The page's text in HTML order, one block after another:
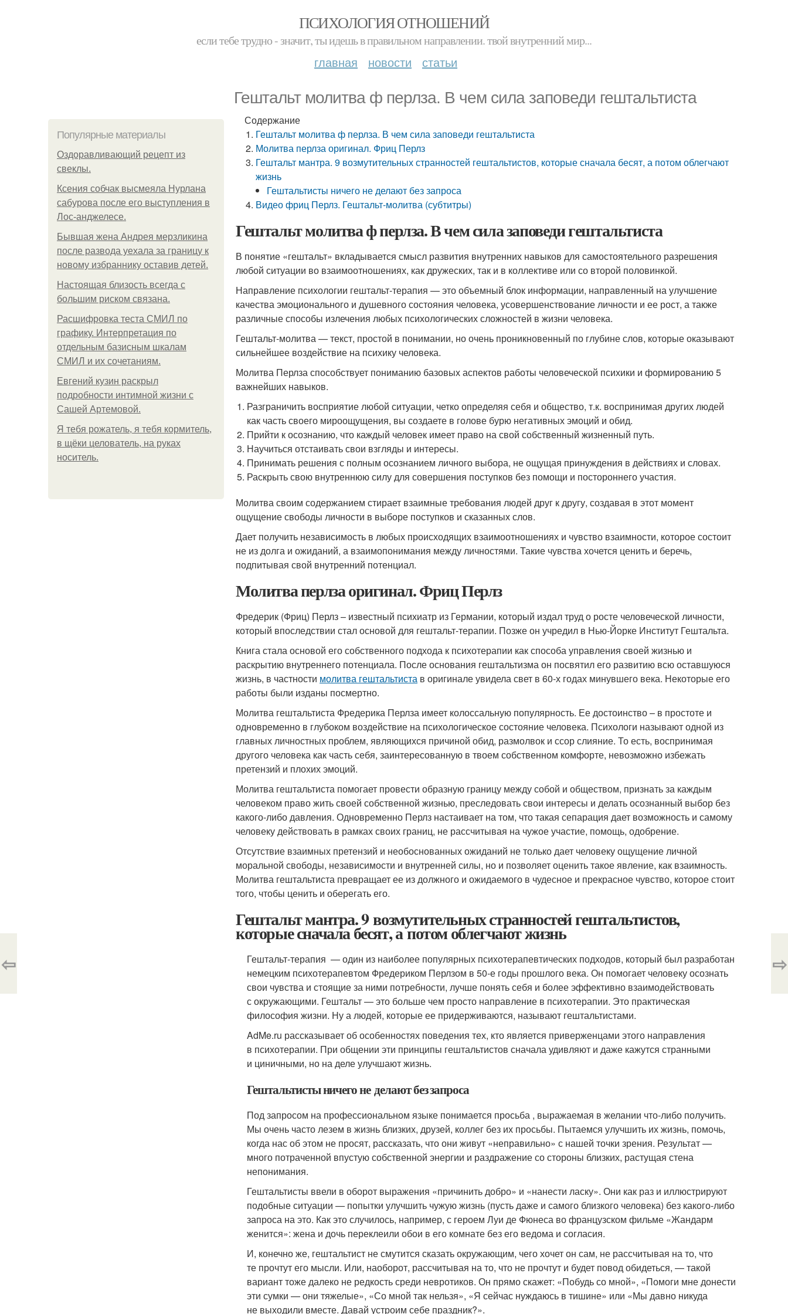
ПСИХОЛОГИЯ ОТНОШЕНИЙ
если тебе трудно - значит, ты идешь в правильном направлении. твой внутренний мир...
главная новости статьи
Гештальт молитва ф перлза. В чем сила заповеди гештальтиста
Популярные материалы
Оздоравливающий рецепт из
свеклы.
Ксения собчак высмеяла Нурлана
сабурова после его выступления в
Лос-анджелесе.
Бывшая жена Андрея мерзликина
после развода уехала за границу к
новому избраннику оставив детей.
Hacтоящая близость всегда с
большим риском связана.
Расшифровка теста СМИЛ по
графику. Интерпретация по
отдельным базисным шкалам
СМИЛ и их сочетаниям.
Евгений кузин раскрыл
подробности интимной жизни с
Сашей Артемовой.
Я тебя рожатель, я тебя кормитель,
в щёки целователь, на руках
носитель.
Содержание
Гештальт молитва ф перлза. В чем сила заповеди гештальтиста
Молитва перлза оригинал. Фриц Перлз
Гештальт мантра. 9 возмутительных странностей гештальтистов, которые сначала бесят, а потом облегчают
жизнь
Гештальтисты ничего не делают без запроса
Видео фриц Перлз. Гештальт-молитва (субтитры)
Гештальт молитва ф перлза. В чем сила заповеди гештальтиста
В понятие «гештальт» вкладывается смысл развития внутренних навыков для самостоятельного разрешения
любой ситуации во взаимоотношениях, как дружеских, так и в коллективе или со второй половинкой.
Направление психологии гештальт-терапия — это объемный блок информации, направленный на улучшение
качества эмоционального и душевного состояния человека, усовершенствование личности и ее рост, а также
различные способы излечения любых психологических сложностей в жизни человека.
Гештальт-молитва — текст, простой в понимании, но очень проникновенный по глубине слов, которые оказывают
сильнейшее воздействие на психику человека.
Молитва Перлза способствует пониманию базовых аспектов работы человеческой психики и формированию 5
важнейших навыков.
Разграничить восприятие любой ситуации, четко определяя себя и общество, т.к. воспринимая других людей
как часть своего мироощущения, вы создаете в голове бурю негативных эмоций и обид.
Прийти к осознанию, что каждый человек имеет право на свой собственный жизненный путь.
Научиться отстаивать свои взгляды и интересы.
Принимать решения с полным осознанием личного выбора, не ощущая принуждения в действиях и словах.
Раскрыть свою внутреннюю силу для совершения поступков без помощи и постороннего участия.
Молитва своим содержанием стирает взаимные требования людей друг к другу, создавая в этот момент
ощущение свободы личности в выборе поступков и сказанных слов.
Дает получить независимость в любых происходящих взаимоотношениях и чувство взаимности, которое состоит
не из долга и ожиданий, а взаимопонимания между личностями. Такие чувства хочется ценить и беречь,
подпитывая свой внутренний потенциал.
Молитва перлза оригинал. Фриц Перлз
Фредерик (Фриц) Перлз – известный психиатр из Германии, который издал труд о росте человеческой личности,
который впоследствии стал основой для гештальт-терапии. Позже он учредил в Нью-Йорке Институт Гештальта.
Книга стала основой его собственного подхода к психотерапии как способа управления своей жизнью и
раскрытию внутреннего потенциала. После основания гештальтизма он посвятил его развитию всю оставшуюся
жизнь, в частности молитва гештальтиста в оригинале увидела свет в 60-х годах минувшего века. Некоторые его
работы были изданы посмертно.
Молитва гештальтиста Фредерика Перлза имеет колоссальную популярность. Ее достоинство – в простоте и
одновременно в глубоком воздействие на психологическое состояние человека. Психологи называют одной из
главных личностных проблем, являющихся причиной обид, размолвок и ссор слияние. То есть, воспринимая
другого человека как часть себя, заинтересованную в твоем собственном комфорте, невозможно избежать
претензий и плохих эмоций.
Молитва гештальтиста помогает провести образную границу между собой и обществом, признать за каждым
человеком право жить своей собственной жизнью, преследовать свои интересы и делать осознанный выбор без
какого-либо давления. Одновременно Перлз настаивает на том, что такая сепарация дает возможность и самому
человеку действовать в рамках своих границ, не рассчитывая на чужое участие, помощь, одобрение.
Отсутствие взаимных претензий и необоснованных ожиданий не только дает человеку ощущение личной
моральной свободы, независимости и внутренней силы, но и позволяет оценить такое явление, как взаимность.
Молитва гештальтиста превращает ее из должного и ожидаемого в чудесное и прекрасное чувство, которое стоит
того, чтобы ценить и оберегать его.
Гештальт мантра. 9 возмутительных странностей гештальтистов,
которые сначала бесят, а потом облегчают жизнь
Гештальт-терапия — один из наиболее популярных психотерапевтических подходов, который был разработан
немецким психотерапевтом Фредериком Перлзом в 50-е годы прошлого века. Он помогает человеку осознать
свои чувства и стоящие за ними потребности, лучше понять себя и более эффективно взаимодействовать
с окружающими. Гештальт — это больше чем просто направление в психотерапии. Это практическая
философия жизни. Ну а людей, которые ее придерживаются, называют гештальтистами.
AdMe.ru рассказывает об особенностях поведения тех, кто является приверженцами этого направления
в психотерапии. При общении эти принципы гештальтистов сначала удивляют и даже кажутся странными
и циничными, но на деле улучшают жизнь.
Гештальтисты ничего не делают без запроса
Под запросом на профессиональном языке понимается просьба , выражаемая в желании что-либо получить.
Мы очень часто лезем в жизнь близких, друзей, коллег без их просьбы. Пытаемся улучшить их жизнь, помочь,
когда нас об этом не просят, рассказать, что они живут «неправильно» с нашей точки зрения. Результат —
много потраченной впустую собственной энергии и раздражение со стороны близких, растущая стена
непонимания.
Гештальтисты ввели в оборот выражения «причинить добро» и «нанести ласку». Они как раз и иллюстрируют
подобные ситуации — попытки улучшить чужую жизнь (пусть даже и самого близкого человека) без какого-либо
запроса на это. Как это случилось, например, с героем Луи де Фюнеса во французском фильме «Жандарм
женится»: жена и дочь переклеили обои в его комнате без его ведома и согласия.
И, конечно же, гештальтист не смутится сказать окружающим, чего хочет он сам, не рассчитывая на то, что
те прочтут его мысли. Или, наоборот, рассчитывая на то, что не прочтут и будет повод обидеться, — такой
вариант тоже далеко не редкость среди невротиков. Он прямо скажет: «Побудь со мной», «Помоги мне донести
эти сумки — они тяжелые», «Со мной так нельзя», «Я сейчас нуждаюсь в тишине» или «Мы давно никуда
не выходили вместе. Давай устроим себе праздник?».
⇦ ⇨